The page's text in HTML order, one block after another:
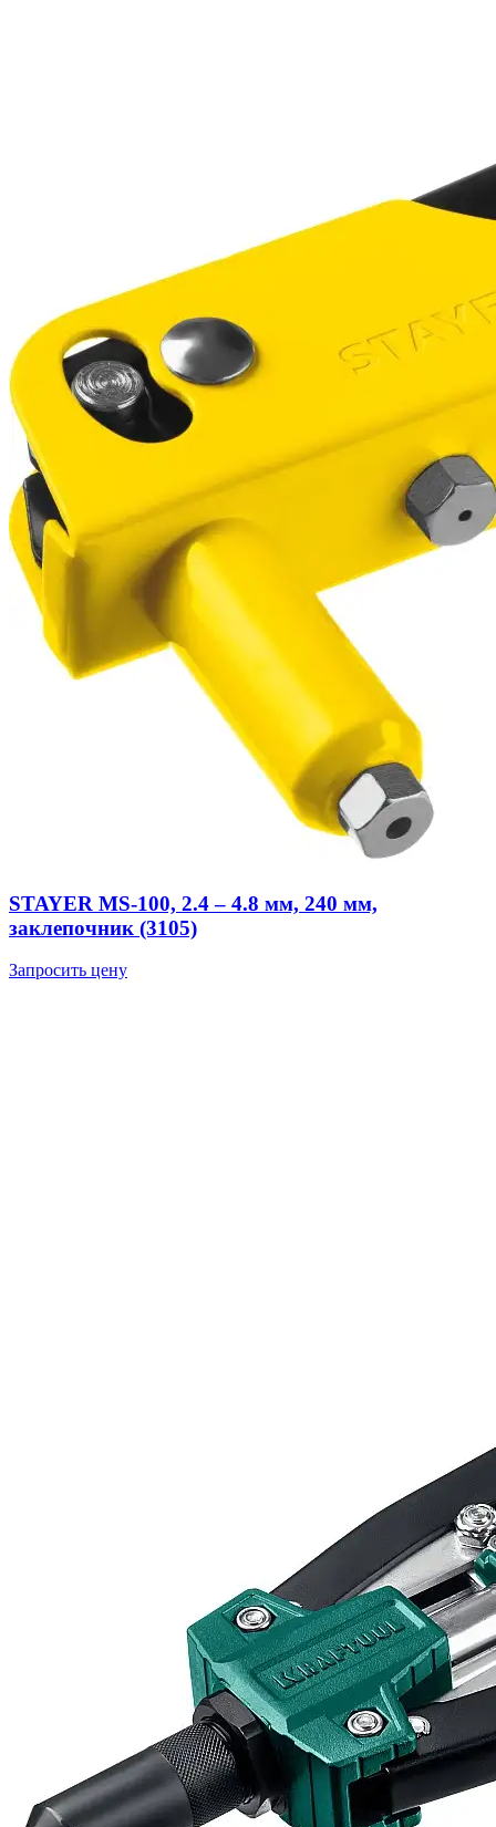
STAYER MS-100, 2.4 – 4.8 мм, 240 мм,
заклепочник (3105)
Запросить цену